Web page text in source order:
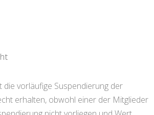
die vorläufige Suspendierung der
erhalten, obwohl einer der Mitglieder